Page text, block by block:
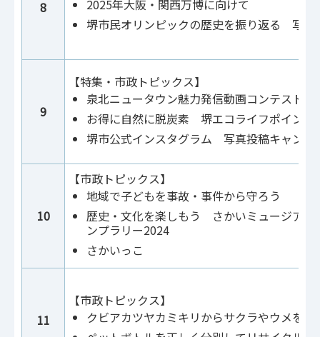
8
2025年大阪・関西万博に向けて
堺市民オリンピックの歴史を振り返る 写真
9
【特集・市政トピックス】
泉北ニュータウン魅力発信動画コンテスト
お得に自然に脱炭素 堺エコライフポイント
堺市公式インスタグラム 写真投稿キャンペ
10
【市政トピックス】
地域で子どもを事故・事件から守ろう
歴史・文化を楽しもう さかいミュージアム
ンプラリー2024
さかいっこ
11
【市政トピックス】
クビアカツヤカミキリからサクラやウメを守